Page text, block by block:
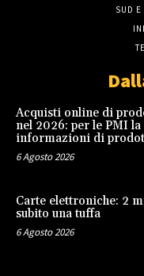
SUD E
Acquisti online di
nel 2026: per le PMI
informazioni di
6 Agosto 2026
Carte elettroniche: 2
subito una tuffa
6 Agosto 2026